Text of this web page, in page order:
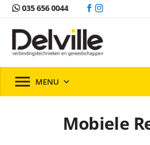
035 656 0044
 MENU 
Mobiele